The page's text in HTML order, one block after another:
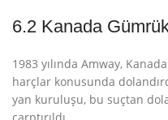
6.2 Kanada
1983 yılında Amway,
harçlar konusunda
yan kuruluşu, bu suçtan